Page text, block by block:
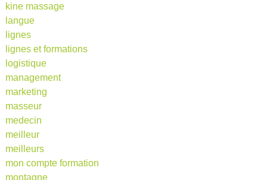
kine massage
langue
lignes
lignes et formations
logistique
management
marketing
masseur
medecin
meilleur
meilleurs
mon compte formation
montagne